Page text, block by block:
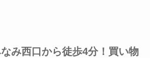
み西口から徒歩4分！買い物